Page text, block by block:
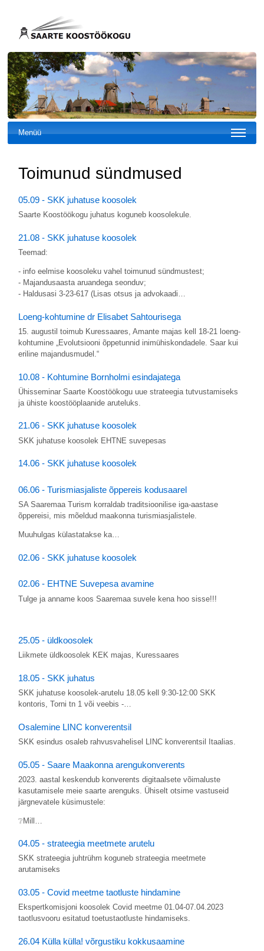
Menüü
Toimunud sündmused
05.09 - SKK juhatuse koosolek
Saarte Koostöökogu juhatus koguneb koosolekule.
21.08 - SKK juhatuse koosolek
Teemad:
- info eelmise koosoleku vahel toimunud sündmustest;
- Majandusaasta aruandega seonduv;
- Haldusasi 3-23-617 (Lisas otsus ja advokaadi…
Loeng-kohtumine dr Elisabet Sahtourisega
15. augustil toimub Kuressaares, Amante majas kell 18-21 loeng-
kohtumine „Evolutsiooni õppetunnid inimühiskondadele. Saar kui
eriline majandusmudel.“
10.08 - Kohtumine Bornholmi esindajatega
Ühisseminar Saarte Koostöökogu uue strateegia tutvustamiseks
ja ühiste koostööplaanide aruteluks.
21.06 - SKK juhatuse koosolek
SKK juhatuse koosolek EHTNE suvepesas
14.06 - SKK juhatuse koosolek
06.06 - Turismiasjaliste õppereis kodusaarel
SA Saaremaa Turism korraldab traditsioonilise iga-aastase
õppereisi, mis mõeldud maakonna turismiasjalistele.
Muuhulgas külastatakse ka…
02.06 - SKK juhatuse koosolek
02.06 - EHTNE Suvepesa avamine
Tulge ja anname koos Saaremaa suvele kena hoo sisse!!!
25.05 - üldkoosolek
Liikmete üldkoosolek KEK majas, Kuressaares
18.05 - SKK juhatus
SKK juhatuse koosolek-arutelu 18.05 kell 9:30-12:00 SKK
kontoris, Torni tn 1 või veebis -…
Osalemine LINC konverentsil
SKK esindus osaleb rahvusvahelisel LINC konverentsil Itaalias.
05.05 - Saare Maakonna arengukonverents
2023. aastal keskendub konverents digitaalsete võimaluste
kasutamisele meie saarte arenguks. Ühiselt otsime vastuseid
järgnevatele küsimustele:
❔Mill…
04.05 - strateegia meetmete arutelu
SKK strateegia juhtrühm koguneb strateegia meetmete
arutamiseks
03.05 - Covid meetme taotluste hindamine
Ekspertkomisjoni koosolek Covid meetme 01.04-07.04.2023
taotlusvooru esitatud toetustaotluste hindamiseks.
26.04 Külla külla! võrgustiku kokkusaamine